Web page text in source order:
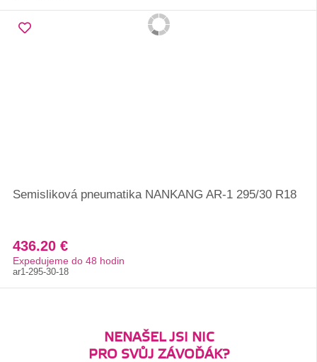
Semisliková pneumatika NANKANG AR-1 295/30 R18
436.20 €
Expedujeme do 48 hodin
ar1-295-30-18
NENAŠEL JSI NIC
PRO SVŮJ ZÁVOĎÁK?